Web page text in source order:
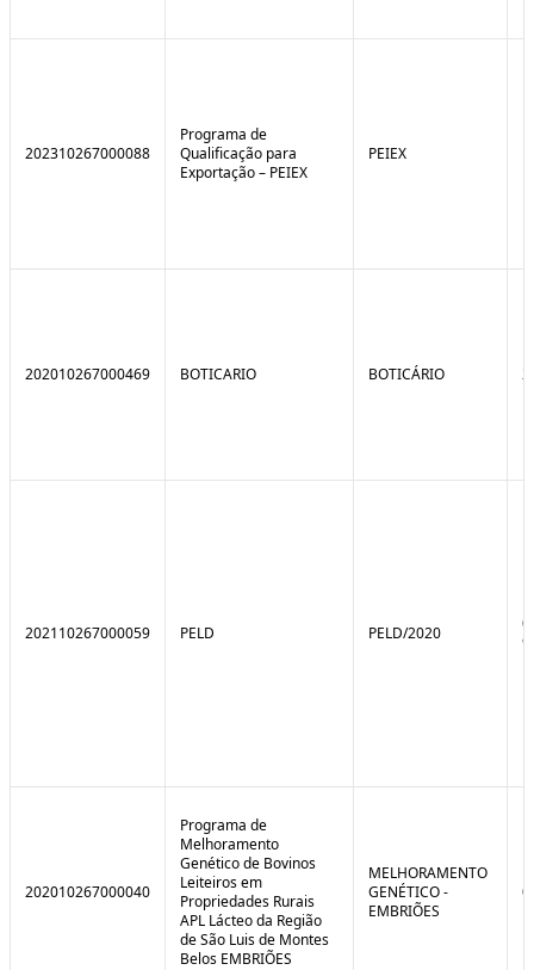
202310267000088
Programa de
Qualificação para
Exportação – PEIEX
PEIEX
202010267000469 BOTICARIO BOTICÁRIO
202110267000059 PELD PELD/2020
202010267000040
Programa de
Melhoramento
Genético de Bovinos
Leiteiros em
Propriedades Rurais
APL Lácteo da Região
de São Luis de Montes
Belos EMBRIÕES
MELHORAMENTO
GENÉTICO -
EMBRIÕES